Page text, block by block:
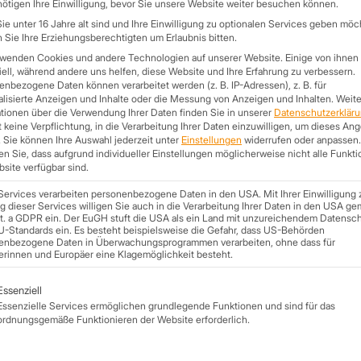
DER PV-
Was liegt näher als bei einer
alles aus einem Haus zu haben
einen PV-Anlagen Konfigurator.
Mit diesem Konfigurator können
Hiergeht es direkt zum
Ihre Einwilligung, bevor Sie unsere Website weiter besuchen können.
unter 16 Jahre alt sind und Ihre Einwilligung zu optionalen Services geben
Sie Ihre Erziehungsberechtigten um Erlaubnis bitten.
Cookies und andere Technologien auf unserer Website. Einige von ihnen
während andere uns helfen, diese Website und Ihre Erfahrung zu verbessern.
Daten können verarbeitet werden (z. B. IP-Adressen), z. B. für
Anzeigen und Inhalte oder die Messung von Anzeigen und Inhalten.
über die Verwendung Ihrer Daten finden Sie in unserer
keine Verpflichtung, in die Verarbeitung Ihrer Daten einzuwilligen, um dieses
Sie können Ihre Auswahl jederzeit unter Einstellungen widerrufen oder anpassen.
Sie, dass aufgrund individueller Einstellungen möglicherweise nicht alle
verfügbar sind.
verarbeiten personenbezogene Daten in den USA. Mit Ihrer Einwilligung
dieser Services willigen Sie auch in die Verarbeitung Ihrer Daten in den USA
a GDPR ein. Der EuGH stuft die USA als ein Land mit unzureichendem
Standards ein. Es besteht beispielsweise die Gefahr, dass US-Behörden
Daten in Überwachungsprogrammen verarbeiten, ohne dass für
und Europäer eine Klagemöglichkeit besteht.
eine Liste der Service-Gruppen, für die eine Einwilligung
Services ermöglichen grundlegende Funktionen und sind für das
Funktionieren der Website erforderlich.